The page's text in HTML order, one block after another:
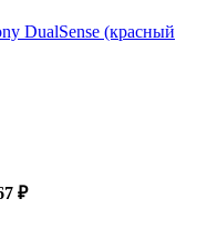
DualSense (красный
₽